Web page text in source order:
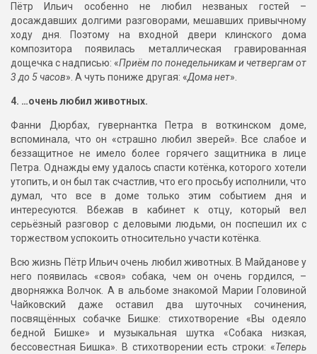
Пётр Ильич особенно не любил незваных гостей –
досаждавших долгими разговорами, мешавших привычному
ходу дня. Поэтому на входной двери клинского дома
композитора появилась металлическая гравированная
дощечка с надписью: «Приём по понедельникам и четвергам от
3 до 5 часов». А чуть пониже другая: «Дома нет».
4. …очень любил животных.
Фанни Дюрбах, гувернантка Петра в воткинском доме,
вспоминала, что он «страшно любил зверей». Все слабое и
беззащитное не имело более горячего защитника в лице
Петра. Однажды ему удалось спасти котёнка, которого хотели
утопить, и он был так счастлив, что его просьбу исполнили, что
думал, что все в доме только этим событием дня и
интересуются. Вбежав в кабинет к отцу, который вел
серьёзный разговор с деловыми людьми, он поспешил их с
торжеством успокоить относительно участи котёнка.
Всю жизнь Пётр Ильич очень любил животных. В Майданове у
него появилась «своя» собака, чем он очень гордился, –
дворняжка Волчок. А в альбоме знакомой Марии Головиной
Чайковский даже оставил два шуточных сочинения,
посвящённых собачке Бишке: стихотворение «Вы одеяло
бедной Бишке» и музыкальная шутка «Собака низкая,
бессовестная Бишка». В стихотворении есть строки: «Теперь